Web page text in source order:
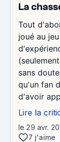
La
Tout
joué au
sans
qu'un fan
d'avoir
Lire la
le 29 avr.
7 j'aime